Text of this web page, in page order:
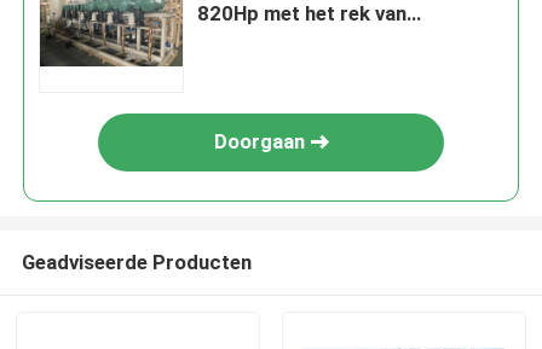
820Hp met het rek van
Doorgaan
Geadviseerde Producten